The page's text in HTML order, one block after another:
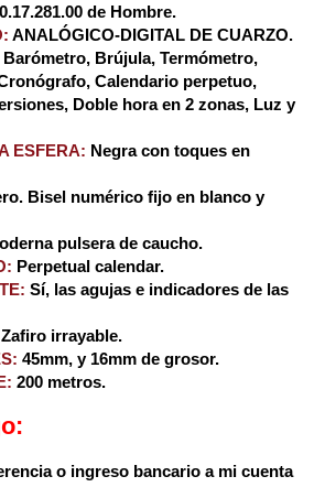
de Hombre.
ANALÓGICO-DIGITAL DE CUARZO.
Barómetro, Brújula, Termómetro,
Calendario perpetuo,
Doble hora en 2 zonas, Luz y
ESFERA: Negra con toques en
Bisel numérico fijo en blanco y
pulsera de caucho.
Perpetual calendar.
Sí, las agujas e indicadores de las
Zafiro irrayable.
45mm, y 16mm de grosor.
200 metros.
o ingreso bancario a mi cuenta